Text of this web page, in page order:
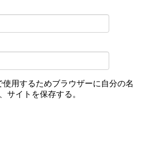
使用するためブラウザーに自分の名
サイトを保存する。